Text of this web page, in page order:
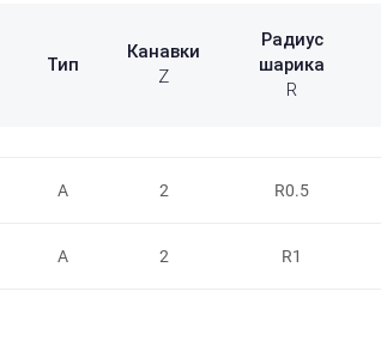
Тип
Канавки
Z
Радиус
шарика
R
A 2 R0.5
A 2 R1